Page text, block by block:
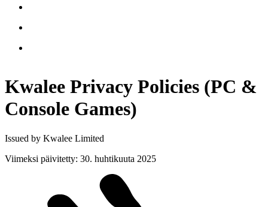
Kwalee Privacy Policies (PC &
Console Games)
Issued by Kwalee Limited
Viimeksi päivitetty: 30. huhtikuuta 2025